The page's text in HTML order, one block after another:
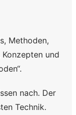
Methoden,
und
nach. Der
Technik.